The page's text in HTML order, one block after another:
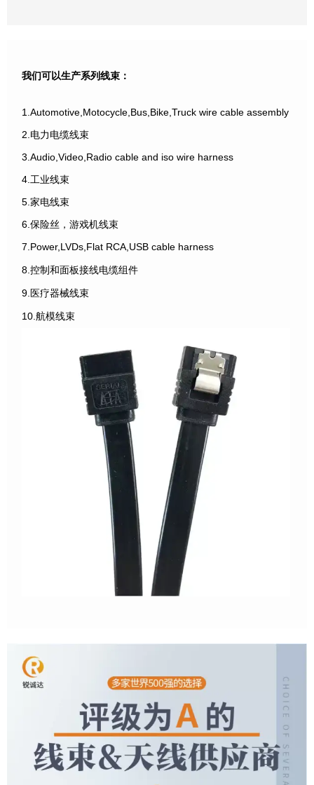
我们可以生产系列线束：
1.Automotive,Motocycle,Bus,Bike,Truck wire cable assembly
2.电力电缆线束
3.Audio,Video,Radio cable and iso wire harness
4.工业线束
5.家电线束
6.保险丝，游戏机线束
7.Power,LVDs,Flat RCA,USB cable harness
8.控制和面板接线电缆组件
9.医疗器械线束
10.航模线束